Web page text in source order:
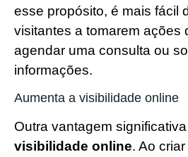
esse propósito, é mais fácil
visitantes a tomarem ações
agendar uma consulta ou
informações.
Aumenta a visibilidade online
Outra vantagem
visibilidade online. Ao